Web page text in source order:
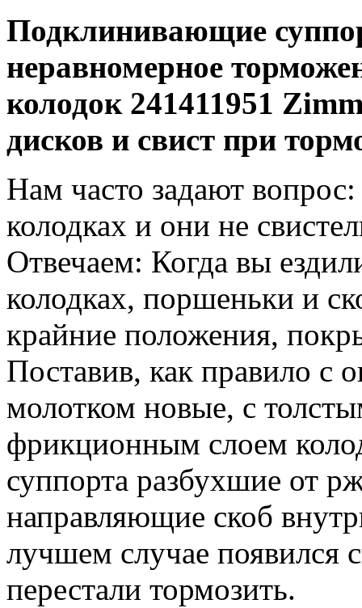
Подклинивающие
неравномерное
колодок 241411951
дисков и свист при
Нам часто задают
колодках и они не
Отвечаем: Когда вы
колодках, поршеньки и
крайние положения,
Поставив, как правило с
молотком новые, с
фрикционным слоем
суппорта разбухшие от
направляющие скоб
лучшем случае появился
перестали тормозить.